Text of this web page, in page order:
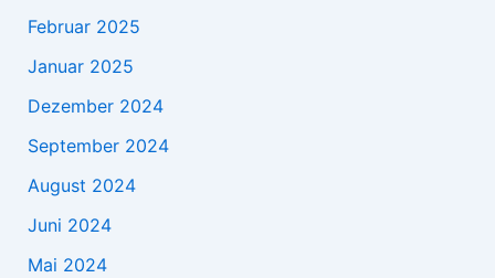
Februar 2025
Januar 2025
Dezember 2024
September 2024
August 2024
Juni 2024
Mai 2024